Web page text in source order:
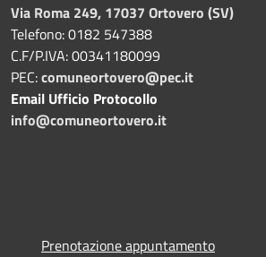
Via Roma 249, 17037 Ortovero (SV)
Telefono: 0182 547388
C.F/P.IVA: 00341180099
PEC:comuneortovero@pec.it
Email Ufficio Protocollo
info@comuneortovero.it
Prenotazione appuntamento